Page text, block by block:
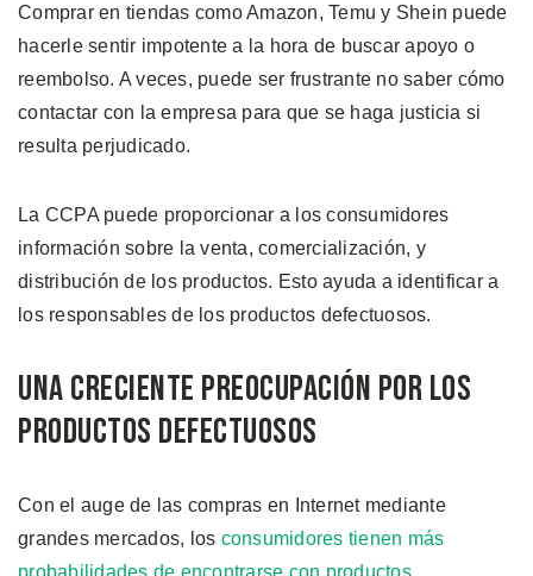
Comprar en tiendas como Amazon, Temu y Shein puede
hacerle sentir impotente a la hora de buscar apoyo o
reembolso. A veces, puede ser frustrante no saber cómo
contactar con la empresa para que se haga justicia si
resulta perjudicado.
La CCPA puede proporcionar a los consumidores
información sobre la venta, comercialización, y
distribución de los productos. Esto ayuda a identificar a
los responsables de los productos defectuosos.
Una Creciente Preocupación por los
Productos Defectuosos
Con el auge de las compras en Internet mediante
grandes mercados, los consumidores tienen más
probabilidades de encontrarse con productos